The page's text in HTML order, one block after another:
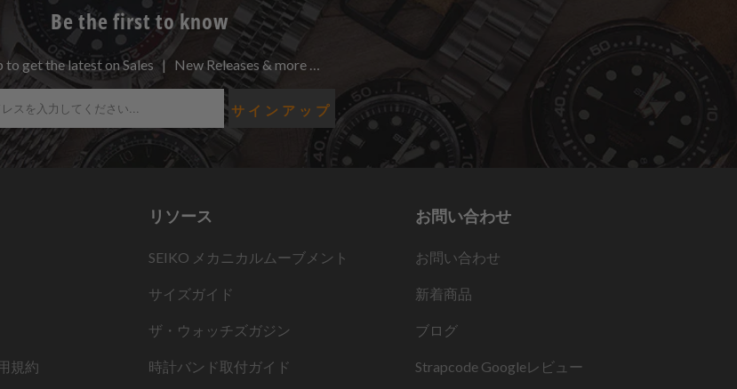
Be the first to know
to get the latest on Sales | New Releases & more …
規約
リソース
SEIKO メカニカルムーブメント
サイズガイド
ザ・ウォッチズガジン
時計バンド取付ガイド
お問い合わせ
お問い合わせ
新着商品
ブログ
Strapcode Googleレビュー